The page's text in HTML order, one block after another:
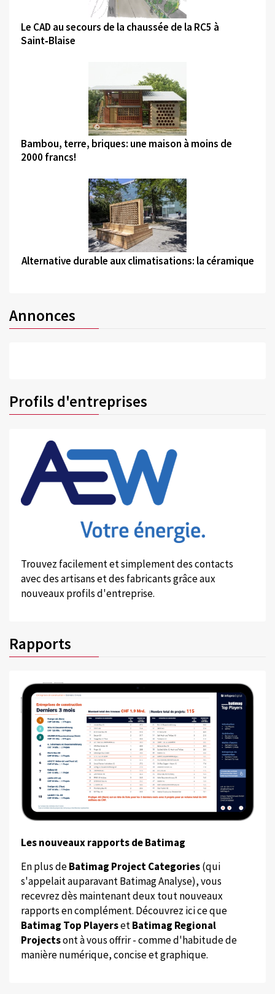
©
Le CAD au secours de la chaussée de la RC5 à
Saint‑Blaise
©
Bambou, terre, briques: une maison à moins de
2000 francs!
©
Alternative durable aux climatisations: la céramique
Annonces
Profils d'entreprises
Trouvez facilement et simplement des contacts
avec des artisans et des fabricants grâce aux
nouveaux profils d'entreprise.
Rapports
Les nouveaux rapports de Batimag
En plus deBatimag Project Categories(qui
s'appelait auparavant Batimag Analyse), vous
recevrez dès maintenant deux tout nouveaux
rapports en complément. Découvrez ici ce que
Batimag Top PlayersetBatimag Regional
Projectsont à vous offrir - comme d'habitude de
manière numérique, concise et graphique.